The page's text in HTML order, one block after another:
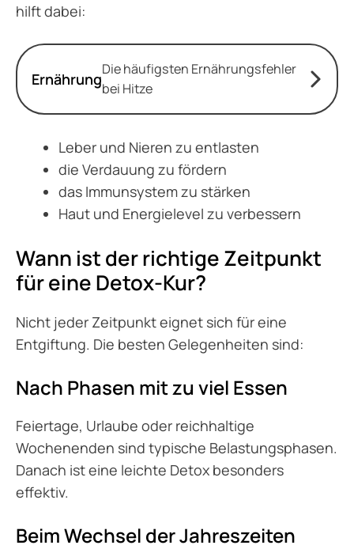
hilft dabei:
Ernährung
Die häufigsten Ernährungsfehler
bei Hitze
Leber und Nieren zu entlasten
die Verdauung zu fördern
das Immunsystem zu stärken
Haut und Energielevel zu verbessern
Wann ist der richtige Zeitpunkt
für eine Detox-Kur?
Nicht jeder Zeitpunkt eignet sich für eine
Entgiftung. Die besten Gelegenheiten sind:
Nach Phasen mit zu viel Essen
Feiertage, Urlaube oder reichhaltige
Wochenenden sind typische Belastungsphasen.
Danach ist eine leichte Detox besonders
effektiv.
Beim Wechsel der Jahreszeiten